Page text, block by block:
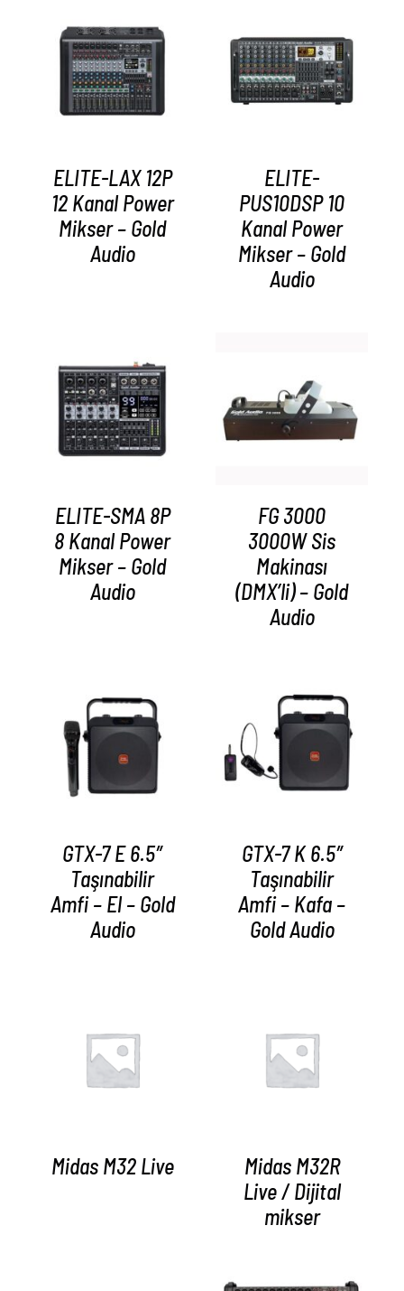
AYRINTILAR
ELITE-LAX 12P
12 Kanal Power
Mikser – Gold
Audio
AYRINTILAR
ELITE-
PUS10DSP 10
Kanal Power
Mikser – Gold
Audio
AYRINTILAR
ELITE-SMA 8P
8 Kanal Power
Mikser – Gold
Audio
AYRINTILAR
FG 3000
3000W Sis
Makinası
(DMX’li) – Gold
Audio
AYRINTILAR
GTX-7 E 6.5″
Taşınabilir
Amfi – El – Gold
Audio
AYRINTILAR
GTX-7 K 6.5″
Taşınabilir
Amfi – Kafa –
Gold Audio
AYRINTILAR
Midas M32 Live
AYRINTILAR
Midas M32R
Live / Dijital
mikser